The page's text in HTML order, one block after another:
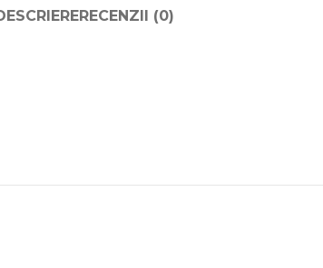
RECENZII (0)